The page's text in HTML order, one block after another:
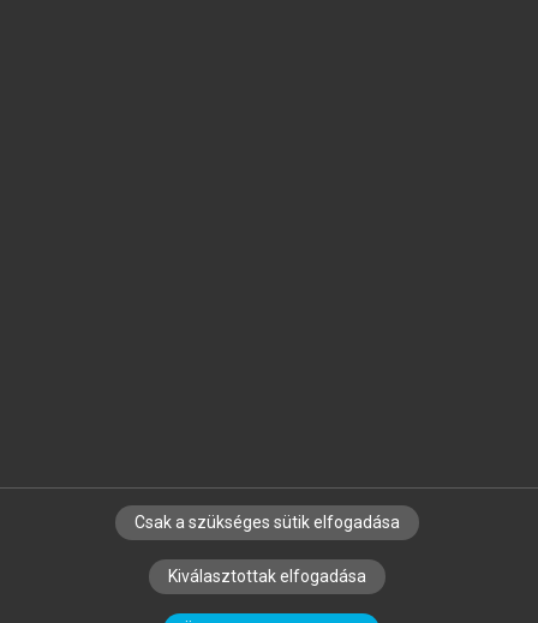
SZERZŐKNEK CÉGEKNEK KÖNYVTÁROSOKNAK
SZERKESZTÉSI ÉS LEKTORÁLÁSI ALAPELVEK
Csak a szükséges sütik elfogadása
Kiválasztottak elfogadása